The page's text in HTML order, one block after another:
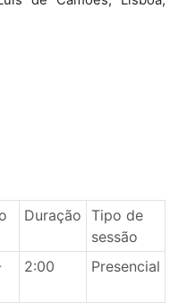
Duração Tipo de
sessão
2:00 Presencial